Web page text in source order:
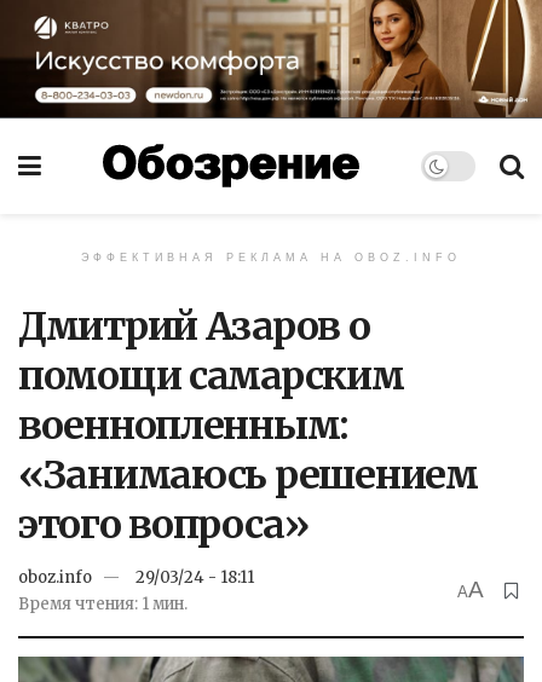
ЭФФЕКТИВНАЯ РЕКЛАМА НА OBOZ.INFO
Дмитрий Азаров о
помощи самарским
военнопленным:
«Занимаюсь решением
этого вопроса»
oboz.info
29/03/24 - 18:11
Время чтения: 1 мин.
AA